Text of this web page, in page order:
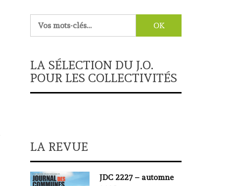
LA SÉLECTION DU J.O.
POUR LES COLLECTIVITÉS
LA REVUE
JDC 2227 – automne